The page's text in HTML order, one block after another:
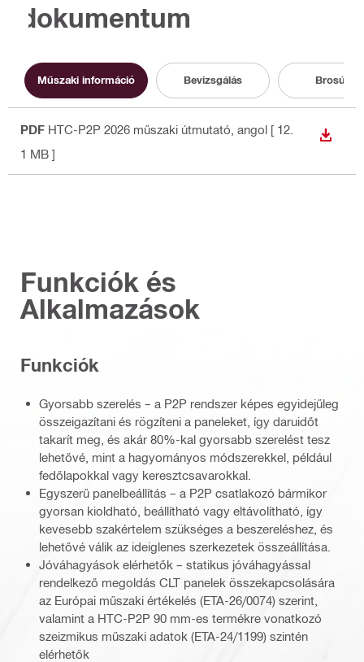
dokumentum
Műszaki információ Bevizsgálás Brosúra
PDF HTC-P2P 2026 műszaki útmutató , angol [ 12.
1 MB ]
Funkciók és
Alkalmazások
Funkciók
Gyorsabb szerelés – a P2P rendszer képes egyidejűleg
összeigazítani és rögzíteni a paneleket, így daruidőt
takarít meg, és akár 80%-kal gyorsabb szerelést tesz
lehetővé, mint a hagyományos módszerekkel, például
fedőlapokkal vagy keresztcsavarokkal.
Egyszerű panelbeállítás – a P2P csatlakozó bármikor
gyorsan kioldható, beállítható vagy eltávolítható, így
kevesebb szakértelem szükséges a beszereléshez, és
lehetővé válik az ideiglenes szerkezetek összeállítása.
Jóváhagyások elérhetők – statikus jóváhagyással
rendelkező megoldás CLT panelek összekapcsolására
az Európai műszaki értékelés (ETA-26/0074) szerint,
valamint a HTC-P2P 90 mm-es termékre vonatkozó
szeizmikus műszaki adatok (ETA-24/1199) szintén
elérhetők